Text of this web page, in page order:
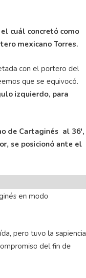
cuál concretó como
mexicano Torres.
con el portero del
que se equivocó.
izquierdo, para
de Cartaginés al 36',
se posicionó ante el
en modo
pero tuvo la sapiencia
del fin de